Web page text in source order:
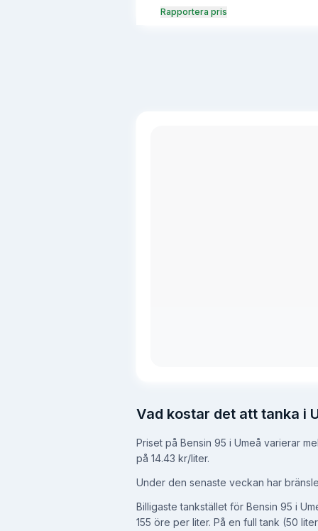
Rapportera pris
Vad kostar det att tanka i
Priset på Bensin 95 i Umeå varierar
på 14.43 kr/liter.
Under den senaste veckan har
Billigaste tankstället för Bensin 95 i
155 öre per liter. På en full tank (50